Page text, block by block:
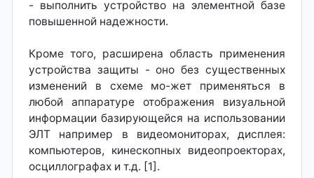
- выполнить устройство на элементной базе
повышенной надежности.
Кроме того, расширена область применения
устройства защиты - оно без существенных
изменений в схеме мо-жет применяться в
любой аппаратуре отображения визуальной
информации базирующейся на использовании
ЭЛТ например в видеомониторах, дисплея:
компьютеров, кинескопных видеопроекторах,
осциллографах и т.д. [1].